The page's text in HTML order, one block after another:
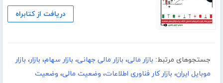
دریافت از کتابراه
جستجوهای مرتبط: بازار مالی، بازار مالی جهانی، بازار سهام، بازار، بازار
موبایل ایران، بازار کار فناوری اطلاعات، وضعیت مالی، وضعیت